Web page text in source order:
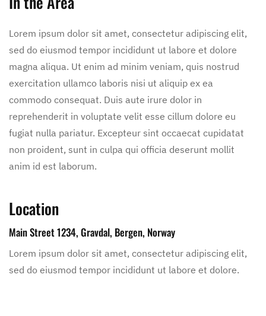
Lorem ipsum dolor sit amet, consectetur adipiscing elit,
sed do eiusmod tempor incididunt ut labore et dolore
magna aliqua. Ut enim ad minim veniam, quis nostrud
exercitation ullamco laboris nisi ut aliquip ex ea
commodo consequat. Duis aute irure dolor in
reprehenderit in voluptate velit esse cillum dolore eu
fugiat nulla pariatur. Excepteur sint occaecat cupidatat
non proident, sunt in culpa qui officia deserunt mollit
anim id est laborum.
Location
Main Street 1234, Gravdal, Bergen, Norway
Lorem ipsum dolor sit amet, consectetur adipiscing elit,
sed do eiusmod tempor incididunt ut labore et dolore.